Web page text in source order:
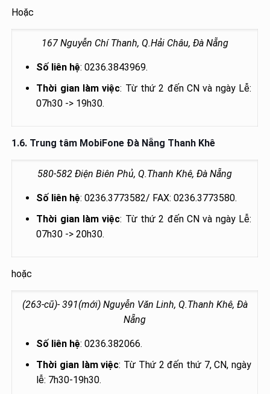
Hoặc
167 Nguyễn Chí Thanh, Q.Hải Châu, Đà Nẵng
Số liên hệ: 0236.3843969.
Thời gian làm việc: Từ thứ 2 đến CN và ngày Lễ:
07h30 -> 19h30.
1.6. Trung tâm MobiFone Đà Nẵng Thanh Khê
580-582 Điện Biên Phủ, Q.Thanh Khê, Đà Nẵng
Số liên hệ: 0236.3773582/ FAX: 0236.3773580.
Thời gian làm việc: Từ thứ 2 đến CN và ngày Lễ:
07h30 -> 20h30.
hoặc
(263-cũ)- 391(mới) Nguyễn Văn Linh, Q.Thanh Khê, Đà
Nẵng
Số liên hệ: 0236.382066.
Thời gian làm việc: Từ Thứ 2 đến thứ 7, CN, ngày
lễ: 7h30-19h30.